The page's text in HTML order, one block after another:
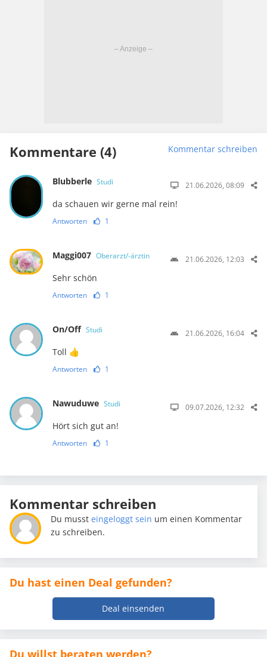
Kommentare (4) Kommentar schreiben
Blubberle Studi 21.06.2026, 08:09
da schauen wir gerne mal rein!
Antworten 1
Maggi007 Oberarzt/-ärztin 21.06.2026, 12:03
Sehr schön
Antworten 1
On/Off Studi 21.06.2026, 16:04
Toll 👍
Antworten 1
Nawuduwe Studi 09.07.2026, 12:32
Hört sich gut an!
Antworten 1
Kommentar schreiben
Du mussteingeloggt sein um einen Kommentar
zu schreiben.
Du hast einen Deal gefunden?
Deal einsenden
Du willst beraten werden?